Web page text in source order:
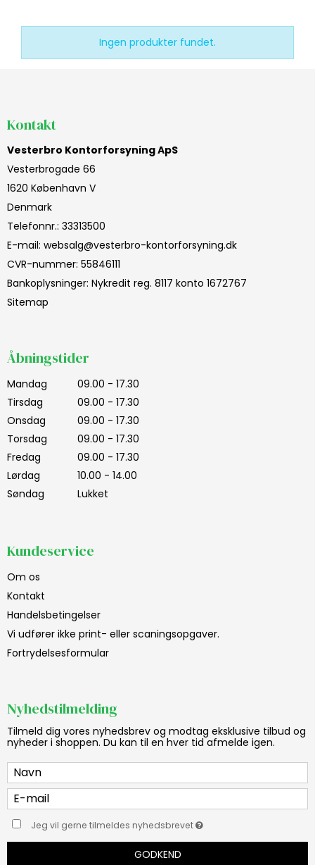
Ingen produkter fundet.
Kontakt
Vesterbro Kontorforsyning ApS
Vesterbrogade 66
1620 København V
Denmark
Telefonnr.: 33313500
E-mail: websalg@vesterbro-kontorforsyning.dk
CVR-nummer: 55846111
Bankoplysninger: Nykredit reg. 8117 konto 1672767
Sitemap
Åbningstider
Mandag
09.00 - 17.30
Tirsdag
09.00 - 17.30
Onsdag
09.00 - 17.30
Torsdag
09.00 - 17.30
Fredag
09.00 - 17.30
Lørdag
10.00 - 14.00
Søndag
Lukket
Kundeservice
Om os
Kontakt
Handelsbetingelser
Vi udfører ikke print- eller scaningsopgaver.
Fortrydelsesformular
Nyhedstilmelding
Tilmeld dig vores nyhedsbrev og modtag eksklusive tilbud og
nyheder i shoppen. Du kan til en hver tid afmelde igen.
Jeg vil gerne tilmeldes nyhedsbrevet
GODKEND